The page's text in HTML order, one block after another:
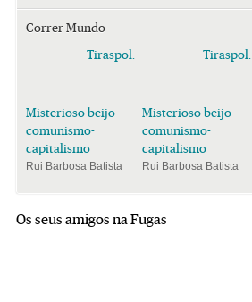
Correr Mundo
Tiraspol:
Misterioso beijo
comunismo-
capitalismo
Rui Barbosa Batista
Tiraspol:
Misterioso beijo
comunismo-
capitalismo
Rui Barbosa Batista
Os seus amigos na Fugas